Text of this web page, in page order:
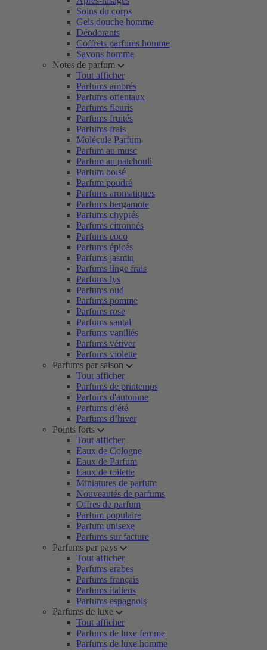
Soins du corps
Gels douche homme
Déodorants
Coffrets parfums homme
Savons homme
Notes de parfum
Tout afficher
Parfums ambrés
Parfums orientaux
Parfums fleuris
Parfums fruités
Parfums frais
Molécule Parfum
Parfum au musc
Parfum au patchouli
Parfum boisé
Parfum poudré
Parfums aromatiques
Parfums bergamote
Parfums chyprés
Parfums citronnés
Parfums coco
Parfums épicés
Parfums jasmin
Parfums linge frais
Parfums lys
Parfums oud
Parfums pomme
Parfums rose
Parfums santal
Parfums vanillés
Parfums vétiver
Parfums violette
Parfums par saison
Tout afficher
Parfums de printemps
Parfums d'automne
Parfums d’été
Parfums d’hiver
Points forts
Tout afficher
Eaux de Cologne
Eaux de Parfum
Eaux de toilette
Miniatures de parfum
Nouveautés de parfums
Offres de parfum
Parfum populaire
Parfum unisexe
Parfums sur facture
Parfums par pays
Tout afficher
Parfums arabes
Parfums français
Parfums italiens
Parfums espagnols
Parfums de luxe
Tout afficher
Parfums de luxe femme
Parfums de luxe homme